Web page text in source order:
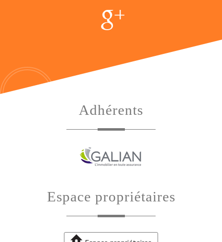
Adhérents
Espace propriétaires